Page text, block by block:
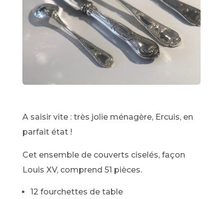
A saisir vite : très jolie ménagère, Ercuis, en
parfait état !
Cet ensemble de couverts ciselés, façon
Louis XV, comprend 51 pièces.
12 fourchettes de table